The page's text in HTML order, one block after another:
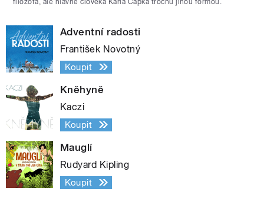
Adventní radosti
František Novotný
Koupit
Kněhyně
Kaczi
Koupit
Mauglí
Rudyard Kipling
Koupit